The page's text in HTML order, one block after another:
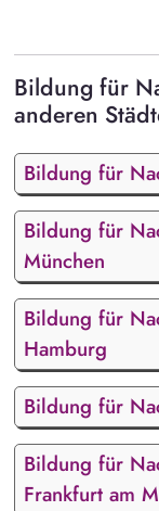
Bildung für
anderen
Bildung für
Bildung für
München
Bildung für
Hamburg
Bildung für
Bildung für
Frankfurt am